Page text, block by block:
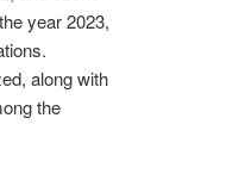
year 2023,
along with
the